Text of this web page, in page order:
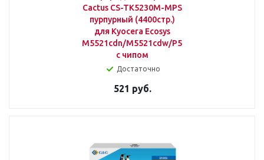
Cactus CS-TK5230M-MPS
пурпурный (4400стр.)
для Kyocera Ecosys
M5521cdn/M5521cdw/P5021cdn/P5021cdw
с чипом
Достаточно
521 руб.